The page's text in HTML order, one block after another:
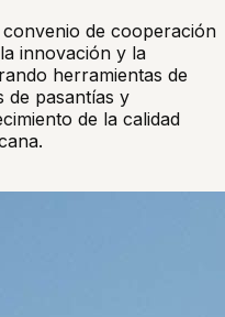
de cooperación
innovación y la
herramientas de
de pasantías y
de la calidad